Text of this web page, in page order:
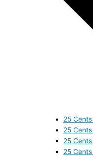
25
25
25
25